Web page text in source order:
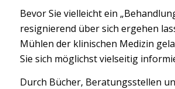
Bevor Sie vielleicht ein
resignierend über sich ergehen
Mühlen der klinischen Medizin
Sie sich möglichst vielseitig
Durch Bücher, Beratungsstellen